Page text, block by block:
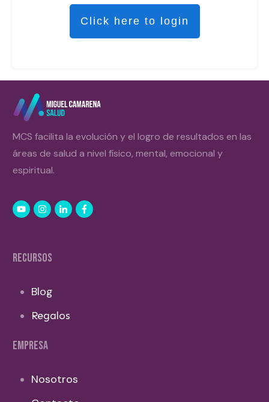
Click here to login
MCS facilita la evolución y el logro de resultados en las
áreas de salud a nivel físico, mental, emocional y
espiritual.
RECURSOS
Blog
Regalos
EMPRESA
Nosotros